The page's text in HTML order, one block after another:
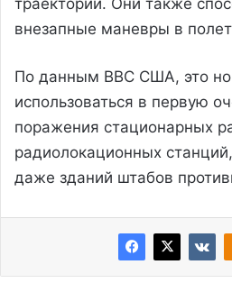
внезапные маневры в
По данным ВВС США, это
использоваться в первую
поражения стационарных
радиолокационных
даже зданий штабов